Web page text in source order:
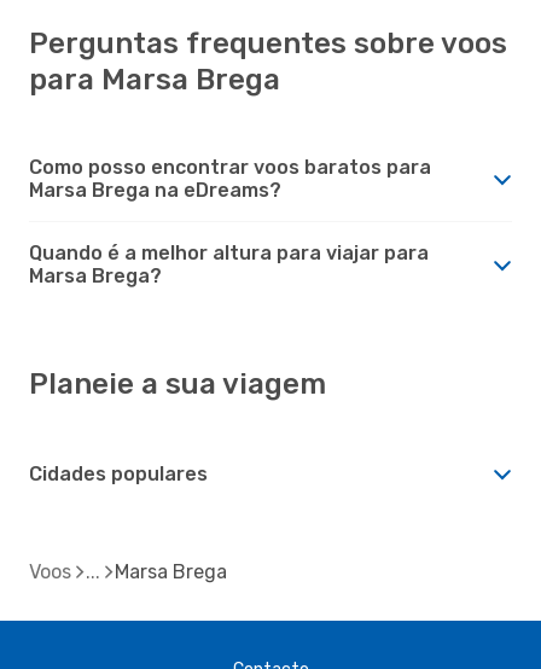
Perguntas frequentes sobre voos
para Marsa Brega
Como posso encontrar voos baratos para
Marsa Brega na eDreams?
Quando é a melhor altura para viajar para
Marsa Brega?
Planeie a sua viagem
Cidades populares
Voos Marsa Brega